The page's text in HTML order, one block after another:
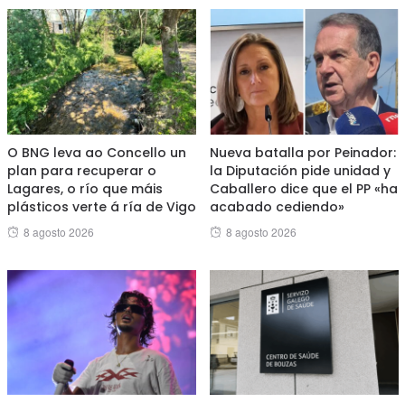
O BNG leva ao Concello un
plan para recuperar o
Lagares, o río que máis
plásticos verte á ría de Vigo
Posted
8 agosto 2026
Nueva batalla por Peinador:
la Diputación pide unidad y
Caballero dice que el PP «ha
acabado cediendo»
Posted
8 agosto 2026